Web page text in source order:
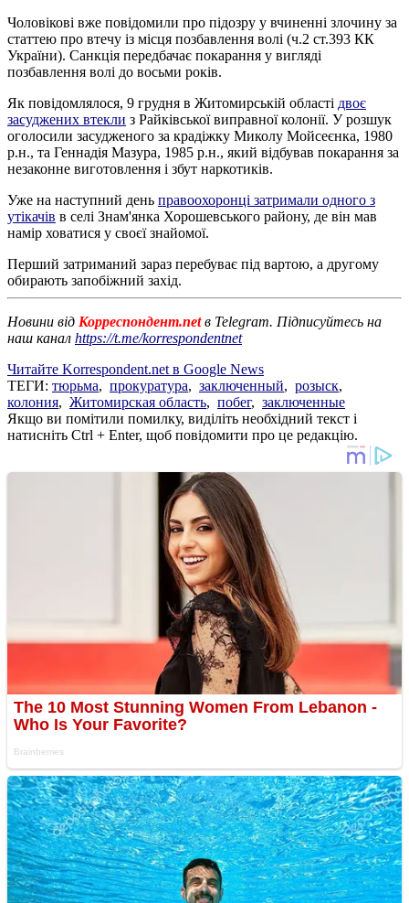
Чоловікові вже повідомили про підозру у вчиненні злочину за
статтею про втечу із місця позбавлення волі (ч.2 ст.393 КК
України). Санкція передбачає покарання у вигляді
позбавлення волі до восьми років.
Як повідомлялося, 9 грудня в Житомирській області двоє
засуджених втекли з Райківської виправної колонії. У розшук
оголосили засудженого за крадіжку Миколу Мойсеєнка, 1980
р.н., та Геннадія Мазура, 1985 р.н., який відбував покарання за
незаконне виготовлення і збут наркотиків.
Уже на наступний день правоохоронці затримали одного з
утікачів в селі Знам'янка Хорошевського району, де він мав
намір ховатися у своєї знайомої.
Перший затриманий зараз перебуває під вартою, а другому
обирають запобіжний захід.
Новини від Корреспондент.netв Telegram. Підписуйтесь на
наш канал https://t.me/korrespondentnet
Читайте Korrespondent.net в Google News
ТЕГИ: тюрьма, прокуратура, заключенный, розыск,
колония, Житомирская область, побег, заключенные
Якщо ви помітили помилку, виділіть необхідний текст і
натисніть Ctrl + Enter, щоб повідомити про це редакцію.